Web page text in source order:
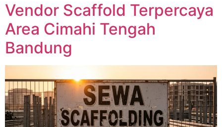
Vendor Scaffold Terpercaya
Area Cimahi Tengah
Bandung